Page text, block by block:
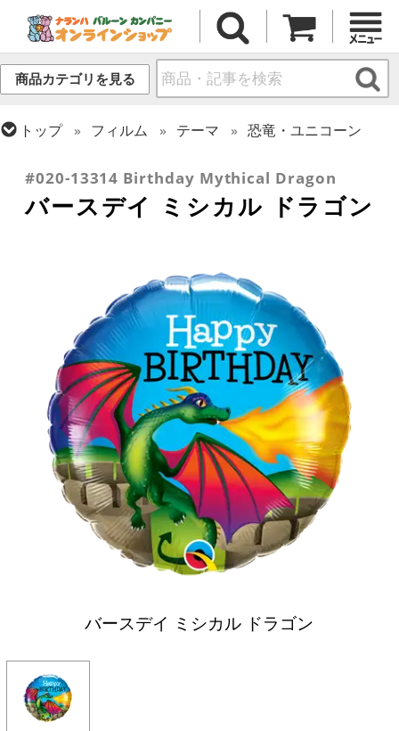
商品カテゴリを見る
トップ フィルム テーマ
恐竜・ユニコーン
#020-13314 Birthday Mythical Dragon
バースデイ ミシカル ドラゴン
バースデイ ミシカル ドラゴン